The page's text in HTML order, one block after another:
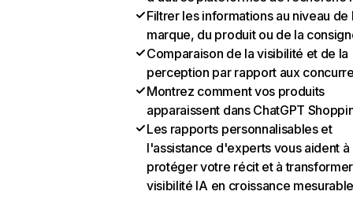
Filtrer les informations au niveau de
marque, du produit ou de la
Comparaison de la visibilité et de la
perception par rapport aux
Montrez comment vos produits
apparaissent dans ChatGPT
Les rapports personnalisables et
l'assistance d'experts vous aident à
protéger votre récit et à
visibilité IA en croissance